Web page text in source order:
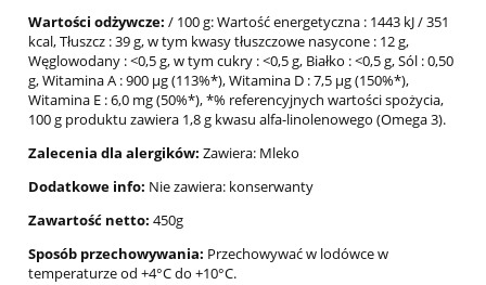
Wartości odżywcze: / 100 g: Wartość energetyczna : 1443 kJ / 351
kcal, Tłuszcz : 39 g, w tym kwasy tłuszczowe nasycone : 12 g,
Węglowodany : <0,5 g, w tym cukry : <0,5 g, Białko : <0,5 g, Sól : 0,50
g, Witamina A : 900 µg (113%*), Witamina D : 7,5 µg (150%*),
Witamina E : 6,0 mg (50%*), *% referencyjnych wartości spożycia,
100 g produktu zawiera 1,8 g kwasu alfa-linolenowego (Omega 3).
Zalecenia dla alergików: Zawiera: Mleko
Dodatkowe info: Nie zawiera: konserwanty
Zawartość netto: 450g
Sposób przechowywania: Przechowywać w lodówce w
temperaturze od +4°C do +10°C.